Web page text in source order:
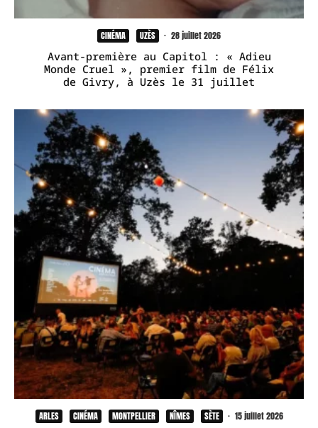
CINÉMA UZÈS · 28 juillet 2026
Avant-première au Capitol : « Adieu
Monde Cruel », premier film de Félix
de Givry, à Uzès le 31 juillet
ARLES CINÉMA MONTPELLIER NÎMES SÈTE · 15 juillet 2026